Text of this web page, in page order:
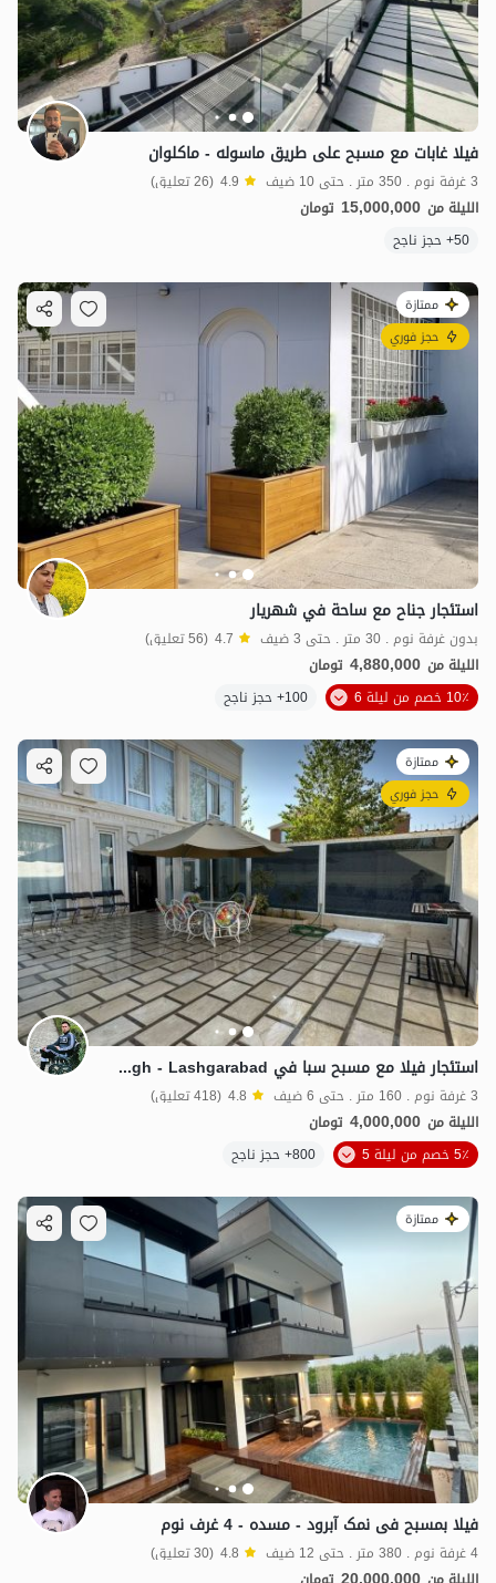
فيلا غابات مع مسبح على طريق ماسوله - ماكلوان
3 غرفة نوم . 350 متر . حتى 10 ضيف 4.9 (26 تعليق)
الليلة من 15,000,000 تومان
50+ حجز ناجح
ممتازة
حجز فوري
استئجار جناح مع ساحة في شهريار
بدون غرفة نوم . 30 متر . حتى 3 ضيف 4.7 (56 تعليق)
الليلة من 4,880,000 تومان
10٪ خصم من ليلة 6
100+ حجز ناجح
ممتازة
حجز فوري
استئجار فيلا مع مسبح سبا في Chaharbagh - Lashgarabad
3 غرفة نوم . 160 متر . حتى 6 ضيف 4.8 (418 تعليق)
الليلة من 4,000,000 تومان
5٪ خصم من ليلة 5
800+ حجز ناجح
ممتازة
فیلا بمسبح فی نمک آبرود - مسده - 4 غرف نوم
4 غرفة نوم . 380 متر . حتى 12 ضيف 4.8 (30 تعليق)